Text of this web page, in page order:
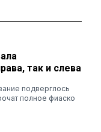
так и слева
подверглось
полное фиаско